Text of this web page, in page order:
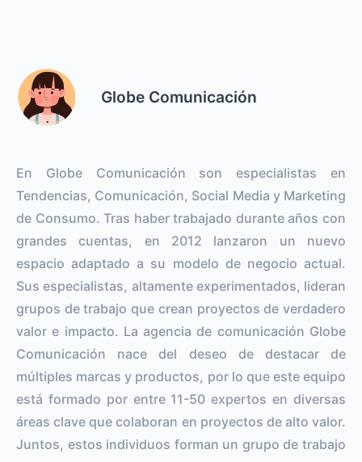
Globe Comunicación
En Globe Comunicación son especialistas en
Tendencias, Comunicación, Social Media y Marketing
de Consumo. Tras haber trabajado durante años con
grandes cuentas, en 2012 lanzaron un nuevo
espacio adaptado a su modelo de negocio actual.
Sus especialistas, altamente experimentados, lideran
grupos de trabajo que crean proyectos de verdadero
valor e impacto. La agencia de comunicación Globe
Comunicación nace del deseo de destacar de
múltiples marcas y productos, por lo que este equipo
está formado por entre 11-50 expertos en diversas
áreas clave que colaboran en proyectos de alto valor.
Juntos, estos individuos forman un grupo de trabajo